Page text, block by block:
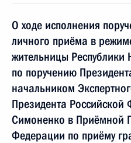
О ходе исполнения
личного приёма в
жительницы Республики
по поручению
начальником
Президента
Симоненко в Приёмной
Федерации по приёму